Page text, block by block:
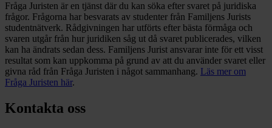
Fråga Juristen är en tjänst där du kan söka efter svaret på juridiska
frågor. Frågorna har besvarats av studenter från Familjens Jurists
studentnätverk. Rådgivningen har utförts efter bästa förmåga och
svaren utgår från hur juridiken såg ut då svaret publicerades, vilken
kan ha ändrats sedan dess. Familjens Jurist ansvarar inte för ett visst
resultat som kan uppkomma på grund av att du använder svaret eller
givna råd från Fråga Juristen i något sammanhang. Läs mer om
Fråga Juristen här.
Kontakta oss